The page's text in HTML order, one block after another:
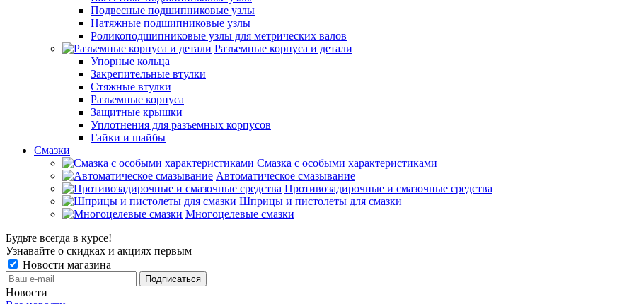
Подвесные подшипниковые узлы
Натяжные подшипниковые узлы
Роликоподшипниковые узлы для метрических валов
Разъемные корпуса и детали
Упорные кольца
Закрепительные втулки
Стяжные втулки
Разъемные корпуса
Защитные крышки
Уплотнения для разъемных корпусов
Гайки и шайбы
Смазки
Смазка с особыми характеристиками
Автоматическое смазывание
Противозадирочные и смазочные средства
Шприцы и пистолеты для смазки
Многоцелевые смазки
Будьте всегда в курсе!
Узнавайте о скидках и акциях первым
Новости магазина
Новости